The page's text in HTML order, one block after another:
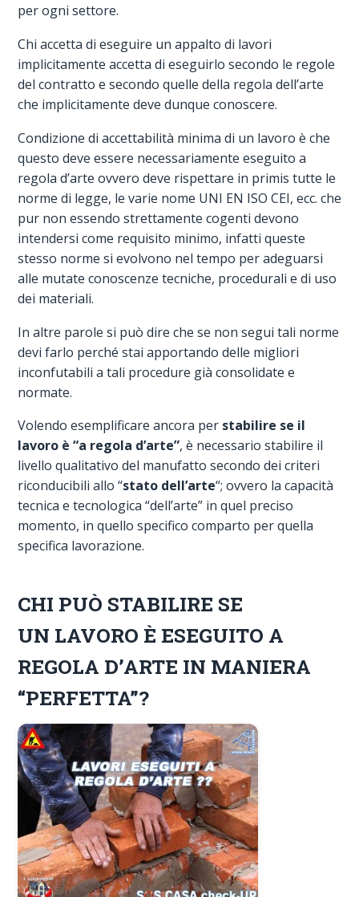
per ogni settore.
Chi accetta di eseguire un appalto di lavori
implicitamente accetta di eseguirlo secondo le regole
del contratto e secondo quelle della regola dell’arte
che implicitamente deve dunque conoscere.
Condizione di accettabilità minima di un lavoro è che
questo deve essere necessariamente eseguito a
regola d’arte ovvero deve rispettare in primis tutte le
norme di legge, le varie nome UNI EN ISO CEI, ecc. che
pur non essendo strettamente cogenti devono
intendersi come requisito minimo, infatti queste
stesso norme si evolvono nel tempo per adeguarsi
alle mutate conoscenze tecniche, procedurali e di uso
dei materiali.
In altre parole si può dire che se non segui tali norme
devi farlo perché stai apportando delle migliori
inconfutabili a tali procedure già consolidate e
normate.
Volendo esemplificare ancora per stabilire se il
lavoro è “a regola d’arte”, è necessario stabilire il
livello qualitativo del manufatto secondo dei criteri
riconducibili allo “stato dell’arte“; ovvero la capacità
tecnica e tecnologica “dell’arte” in quel preciso
momento, in quello specifico comparto per quella
specifica lavorazione.
CHI PUÒ STABILIRE SE
UN LAVORO È ESEGUITO A
REGOLA D’ARTE IN MANIERA
“PERFETTA”?